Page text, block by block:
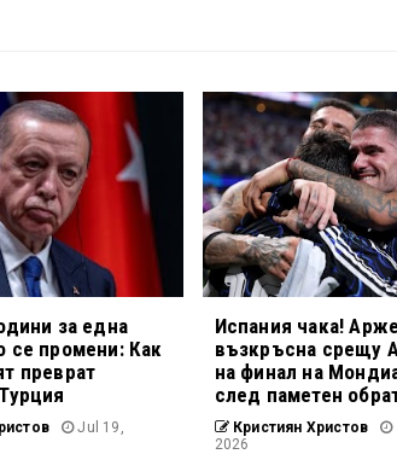
за една
се промени: Как
преврат
Jul 19,
Испания чака!
възкръсна срещу
на финал на
след паметен
Кристиян Христов
2026